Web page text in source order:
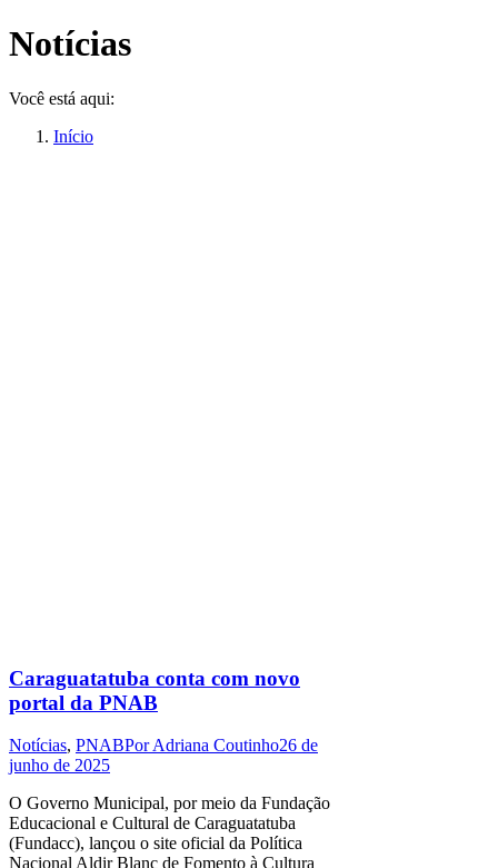
Notícias
Você está aqui:
Início
Caraguatatuba conta com novo
portal da PNAB
Notícias, PNABPorAdriana Coutinho26 de
junho de 2025
O Governo Municipal, por meio da Fundação
Educacional e Cultural de Caraguatatuba
(Fundacc), lançou o site oficial da Política
Nacional Aldir Blanc de Fomento à Cultura